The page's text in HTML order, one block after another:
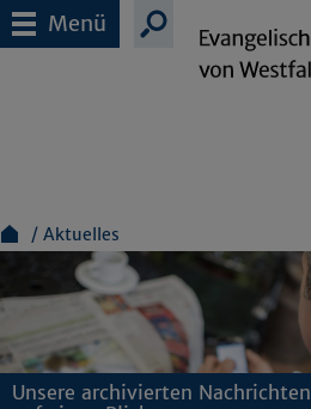
Menü
Aktuelles
Unsere archivierten Nachrichten